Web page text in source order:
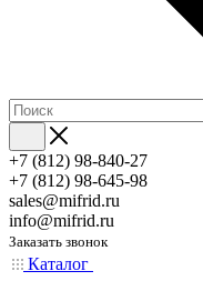
+7 (812) 98-840-27
+7 (812) 98-645-98
sales@mifrid.ru
info@mifrid.ru
Заказать звонок
Каталог